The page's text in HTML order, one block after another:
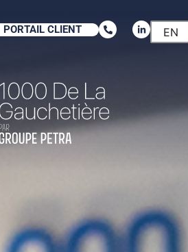
PORTAIL CLIENT EN